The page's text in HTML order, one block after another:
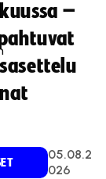
–
05.08.2
026